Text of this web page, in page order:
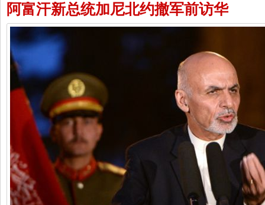
阿富汗新总统加尼北约撤军前访华